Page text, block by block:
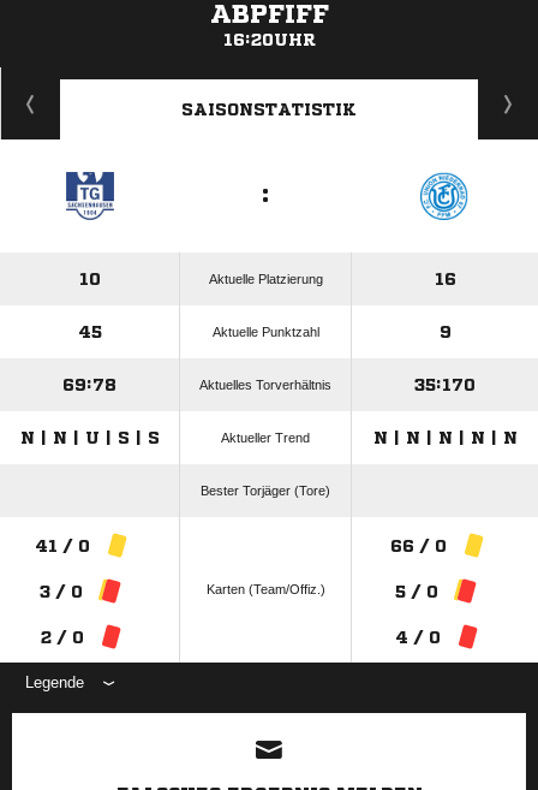
ABPFIFF
16:20UHR
ANZEIGE
SAISONSTATISTIK
:
10 Aktuelle Platzierung 16
45 Aktuelle Punktzahl 9
69:78 Aktuelles Torverhältnis 35:170
N | N | U | S | S Aktueller Trend N | N | N | N | N
Bester Torjäger (Tore)
41 / 0
3 / 0
2 / 0
Karten (Team/Offiz.)
66 / 0
5 / 0
4 / 0
Legende
ANZEIGE